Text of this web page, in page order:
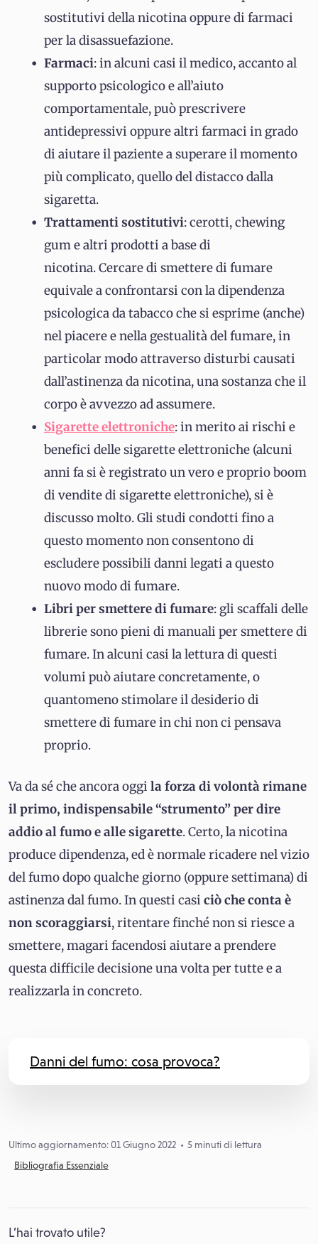
sostitutivi della nicotina oppure di farmaci
per la disassuefazione.
Farmaci: in alcuni casi il medico, accanto al
supporto psicologico e all’aiuto
comportamentale, può prescrivere
antidepressivi oppure altri farmaci in grado
di aiutare il paziente a superare il momento
più complicato, quello del distacco dalla
sigaretta.
Trattamenti sostitutivi: cerotti, chewing
gum e altri prodotti a base di
nicotina. Cercare di smettere di fumare
equivale a confrontarsi con la dipendenza
psicologica da tabacco che si esprime (anche)
nel piacere e nella gestualità del fumare, in
particolar modo attraverso disturbi causati
dall’astinenza da nicotina, una sostanza che il
corpo è avvezzo ad assumere.
Sigarette elettroniche: in merito ai rischi e
benefici delle sigarette elettroniche (alcuni
anni fa si è registrato un vero e proprio boom
di vendite di sigarette elettroniche), si è
discusso molto. Gli studi condotti fino a
questo momento non consentono di
escludere possibili danni legati a questo
nuovo modo di fumare.
Libri per smettere di fumare: gli scaffali delle
librerie sono pieni di manuali per smettere di
fumare. In alcuni casi la lettura di questi
volumi può aiutare concretamente, o
quantomeno stimolare il desiderio di
smettere di fumare in chi non ci pensava
proprio.
Va da sé che ancora oggi la forza di volontà rimane
il primo, indispensabile “strumento” per dire
addio al fumo e alle sigarette. Certo, la nicotina
produce dipendenza, ed è normale ricadere nel vizio
del fumo dopo qualche giorno (oppure settimana) di
astinenza dal fumo. In questi casi ciò che conta è
non scoraggiarsi, ritentare finché non si riesce a
smettere, magari facendosi aiutare a prendere
questa difficile decisione una volta per tutte e a
realizzarla in concreto.
Danni del fumo: cosa provoca?
Ultimo aggiornamento: 01 Giugno 2022
5 minuti di lettura
Bibliografia Essenziale
L’hai trovato utile?